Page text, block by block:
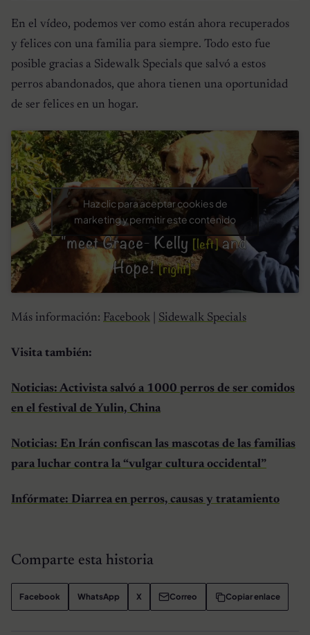
En el vídeo, podemos ver como están ahora recuperados
y felices con una familia para siempre. Todo esto fue
posible gracias a Sidewalk Specials que salvó a estos
perros abandonados, que ahora tienen una oportunidad
de ser felices en un hogar.
Haz clic para aceptar cookies de
marketing y permitir este contenido
Más información: Facebook Sidewalk Specials
Visita también:
Noticias: Activista salvó a 1000 perros de ser comidos
en el festival de Yulin, China
Noticias: En Irán confiscan las mascotas de las familias
para luchar contra la “vulgar cultura occidental”
Infórmate: Diarrea en perros, causas y tratamiento
Comparte esta historia
Facebook WhatsApp X Correo Copiar enlace